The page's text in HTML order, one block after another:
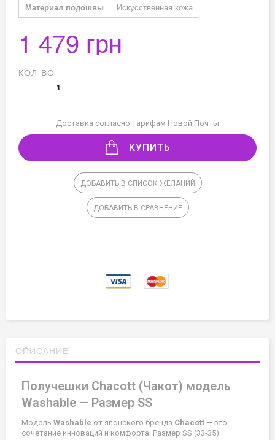
Материал подошвы
Искусственная кожа
1 479 грн
КОЛ-ВО
Доставка согласно тарифам Новой Почты
КУПИТЬ
ДОБАВИТЬ В СПИСОК ЖЕЛАНИЙ
ДОБАВИТЬ В СРАВНЕНИЕ
ОПИСАНИЕ
Получешки Chacott (Чакот) модель
Washable — Размер SS
Модель Washable от японского бренда Chacott — это
сочетание инноваций и комфорта. Размер SS (33-35)